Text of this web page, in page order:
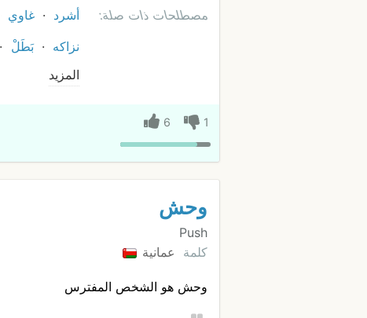
مصطلحات ذات صلة: أشرد غاوي
نزاكه
بَطَلْ
المزيد
1
6
وحش
Push
كلمة
عمانية
وحش هو الشخص المفترس